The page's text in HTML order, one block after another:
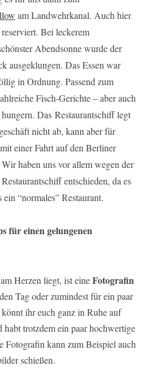
am Landwehrkanal. Auch hier
Bei leckerem
Abendsonne wurde der
ausgeklungen. Das Essen war
in Ordnung. Passend zum
Fisch-Gerichte – aber auch
Das Restaurantschiff legt
nicht ab, kann aber für
einer Fahrt auf den Berliner
haben uns vor allem wegen der
entschieden, da es
“normales” Restaurant.
für einen gelungenen
Herzen liegt, ist eineFotografin
Tag oder zumindest für ein paar
ihr euch ganz in Ruhe auf
habt trotzdem ein paar hochwertige
Fotografin kann zum Beispiel auch
schießen.